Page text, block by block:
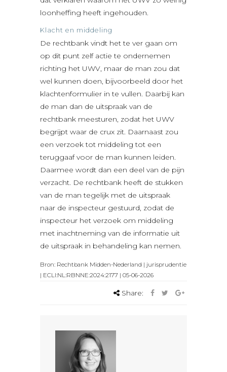
loonheffing heeft ingehouden.
Klacht en middeling
De rechtbank vindt het te ver gaan om
op dit punt zelf actie te ondernemen
richting het UWV, maar de man zou dat
wel kunnen doen, bijvoorbeeld door het
klachtenformulier in te vullen. Daarbij kan
de man dan de uitspraak van de
rechtbank meesturen, zodat het UWV
begrijpt waar de crux zit. Daarnaast zou
een verzoek tot middeling tot een
teruggaaf voor de man kunnen leiden.
Daarmee wordt dan een deel van de pijn
verzacht. De rechtbank heeft de stukken
van de man tegelijk met de uitspraak
naar de inspecteur gestuurd, zodat de
inspecteur het verzoek om middeling
met inachtneming van de informatie uit
de uitspraak in behandeling kan nemen.
Bron: Rechtbank Midden-Nederland | jurisprudentie
| ECLI:NL:RBNNE:2024:2177 | 05-06-2026
Share: